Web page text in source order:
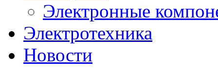
Электронные
Электротехника
Новости